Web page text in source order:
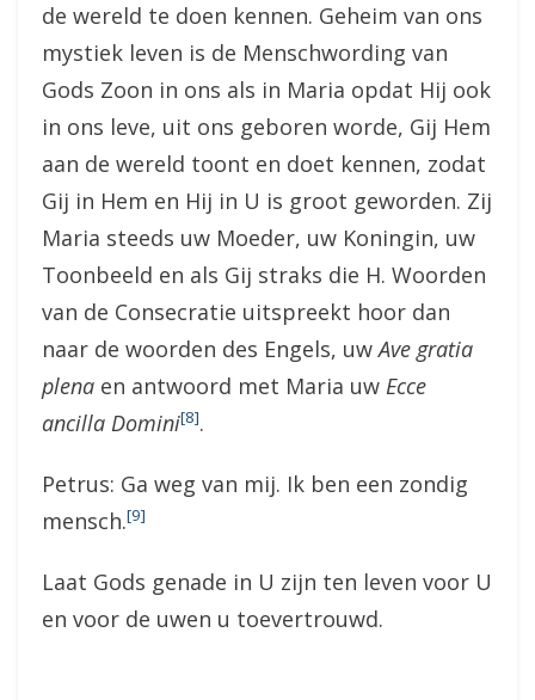
de wereld te doen kennen. Geheim van ons
mystiek leven is de Menschwording van
Gods Zoon in ons als in Maria opdat Hij ook
in ons leve, uit ons geboren worde, Gij Hem
aan de wereld toont en doet kennen, zodat
Gij in Hem en Hij in U is groot geworden. Zij
Maria steeds uw Moeder, uw Koningin, uw
Toonbeeld en als Gij straks die H. Woorden
van de Consecratie uitspreekt hoor dan
naar de woorden des Engels, uwAve gratia
plena en antwoord met Maria uw Ecce
ancilla Domini[8].
Petrus: Ga weg van mij. Ik ben een zondig
mensch.[9]
Laat Gods genade in U zijn ten leven voor U
en voor de uwen u toevertrouwd.